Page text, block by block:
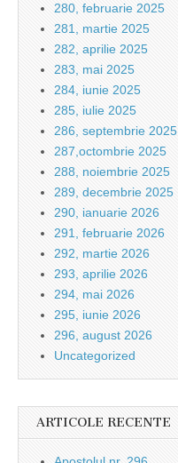
280, februarie 2025
281, martie 2025
282, aprilie 2025
283, mai 2025
284, iunie 2025
285, iulie 2025
286, septembrie 2025
287,octombrie 2025
288, noiembrie 2025
289, decembrie 2025
290, ianuarie 2026
291, februarie 2026
292, martie 2026
293, aprilie 2026
294, mai 2026
295, iunie 2026
296, august 2026
Uncategorized
ARTICOLE RECENTE